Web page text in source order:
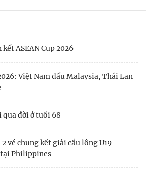
ASEAN Cup 2026
Việt Nam đấu Malaysia, Thái Lan
qua đời ở tuổi 68
vé chung kết giải cầu lông U19
Philippines